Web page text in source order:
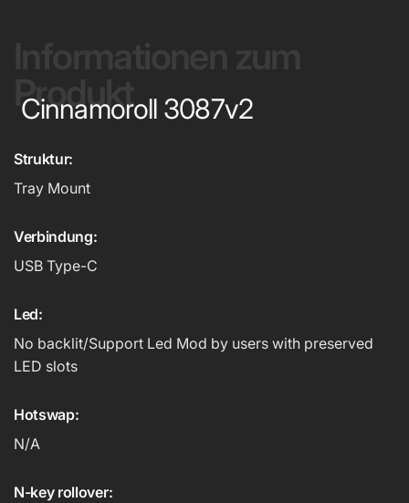
Produkt
Cinnamoroll 3087v2
Struktur:
Tray Mount
Verbindung:
USB Type-C
Led:
No backlit/Support Led Mod by users with preserved
LED slots
Hotswap:
N/A
N-key rollover: